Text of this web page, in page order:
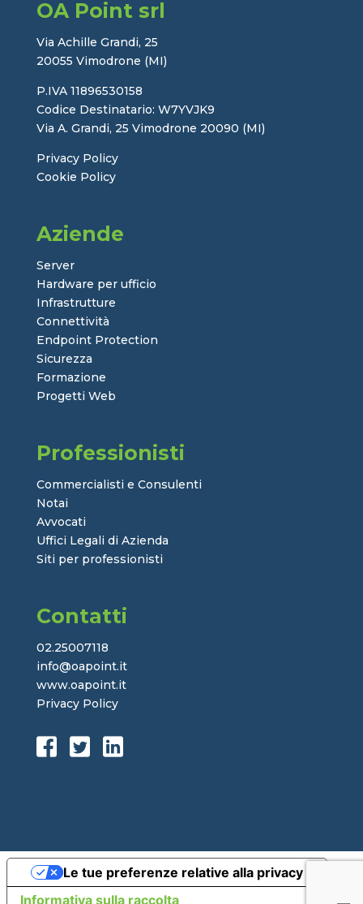
OA Point srl
Via Achille Grandi, 25
20055 Vimodrone (MI)
P.IVA 11896530158
Codice Destinatario: W7YVJK9
Via A. Grandi, 25 Vimodrone 20090 (MI)
Privacy Policy
Cookie Policy
Aziende
Server
Hardware per ufficio
Infrastrutture
Connettività
Endpoint Protection
Sicurezza
Formazione
Progetti Web
Professionisti
Commercialisti e Consulenti
Notai
Avvocati
Uffici Legali di Azienda
Siti per professionisti
Contatti
02.25007118
info@oapoint.it
www.oapoint.it
Privacy Policy
Informativa sulla raccolta
Le tue preferenze relative alla privacy